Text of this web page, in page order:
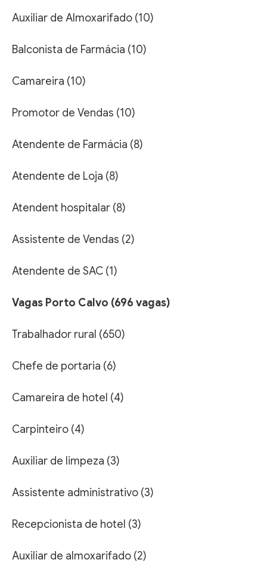
Auxiliar de Almoxarifado (10)
Balconista de Farmácia (10)
Camareira (10)
Promotor de Vendas (10)
Atendente de Farmácia (8)
Atendente de Loja (8)
Atendent hospitalar (8)
Assistente de Vendas (2)
Atendente de SAC (1)
Vagas Porto Calvo (696 vagas)
Trabalhador rural (650)
Chefe de portaria (6)
Camareira de hotel (4)
Carpinteiro (4)
Auxiliar de limpeza (3)
Assistente administrativo (3)
Recepcionista de hotel (3)
Auxiliar de almoxarifado (2)